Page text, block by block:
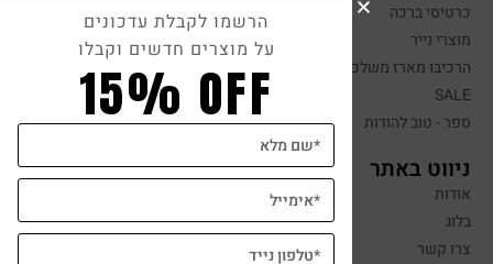
כרטיסי ברכה
מוצרי נייר
הרכיבו מארז משלכם
SALE
ספר - טוב להודות
ניווט באתר
אודות
בלוג
צרו קשר
הרשמו לקבלת עדכונים
על מוצרים חדשים וקבלו
15% OFF